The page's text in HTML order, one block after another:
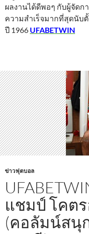
ผลงานได้ดีพอๆ กับผู้จัด
ความสำเร็จมากที่สุดนับ
ปี 1966 UFABETWIN
ข่าวฟุตบอล
แชมป์ โคต
(คอลัมน์สนุ